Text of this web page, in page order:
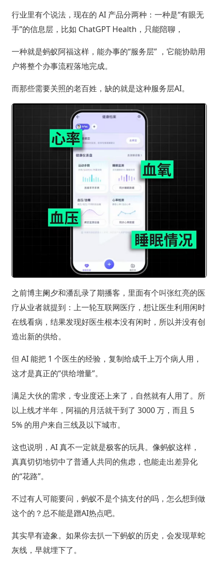
行业里有个说法，现在的 AI 产品分两种：一种是“有眼无
手”的信息层，比如 ChatGPT Health，只能陪聊，
一种就是蚂蚁阿福这样，能办事的“服务层” ，它能协助用
户将整个办事流程落地完成。
而那些需要关照的老百姓，缺的就是这种服务层AI。
之前博主阑夕和潘乱录了期播客，里面有个叫张红亮的医
疗从业者就提到：上一轮互联网医疗，想让医生利用闲时
在线看病，结果发现好医生根本没有闲时，所以并没有创
造出新的供给。
但 AI 能把 1 个医生的经验，复制给成千上万个病人用，
这才是真正的“供给增量”。
满足大伙的需求，专业度还上来了，自然就有人用了。所
以上线才半年，阿福的月活就干到了 3000 万，而且 5
5% 的用户来自三线及以下城市。
这也说明，AI 真不一定就是极客的玩具。像蚂蚁这样，
真真切切地切中了普通人共同的焦虑，也能走出差异化
的“花路”。
不过有人可能要问，蚂蚁不是个搞支付的吗，怎么想到做
这个的？总不能是蹭AI热点吧。
其实早有迹象。如果你去扒一下蚂蚁的历史，会发现草蛇
灰线，早就埋下了。